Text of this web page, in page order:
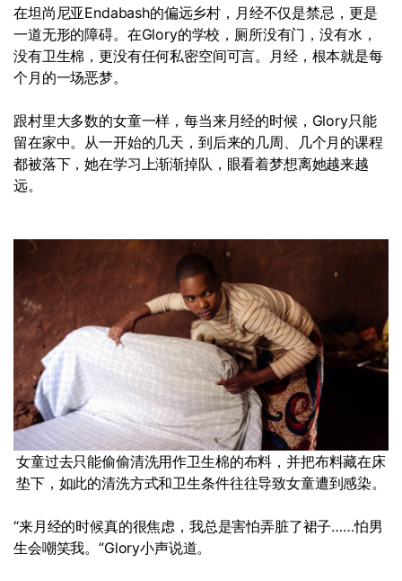
在坦尚尼亚Endabash的偏远乡村，月经不仅是禁忌，更是
一道无形的障碍。在Glory的学校，厕所没有门，没有水，
没有卫生棉，更没有任何私密空间可言。月经，根本就是每
个月的一场恶梦。
跟村里大多数的女童一样，每当来月经的时候，Glory只能
留在家中。从一开始的几天，到后来的几周、几个月的课程
都被落下，她在学习上渐渐掉队，眼看着梦想离她越来越
远。
女童过去只能偷偷清洗用作卫生棉的布料，并把布料藏在床
垫下，如此的清洗方式和卫生条件往往导致女童遭到感染。
“来月经的时候真的很焦虑，我总是害怕弄脏了裙子……怕男
生会嘲笑我。”Glory小声说道。